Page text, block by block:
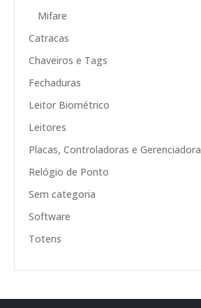
Mifare
Catracas
Chaveiros e Tags
Fechaduras
Leitor Biométrico
Leitores
Placas, Controladoras e Gerenciadora
Relógio de Ponto
Sem categoria
Software
Totens